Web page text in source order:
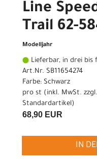
Line
Trail 62-
Modelljahr
Lieferbar, in drei bis
Art.Nr. SB11654274
Farbe: Schwarz
pro st (inkl. MwSt. zzgl.
Standardartikel)
68,90 EUR
IN